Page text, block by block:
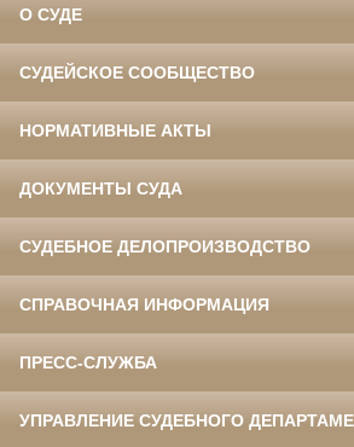
О СУДЕ
СУДЕЙСКОЕ СООБЩЕСТВО
НОРМАТИВНЫЕ АКТЫ
ДОКУМЕНТЫ СУДА
СУДЕБНОЕ ДЕЛОПРОИЗВОДСТВО
СПРАВОЧНАЯ ИНФОРМАЦИЯ
ПРЕСС-СЛУЖБА
УПРАВЛЕНИЕ СУДЕБНОГО